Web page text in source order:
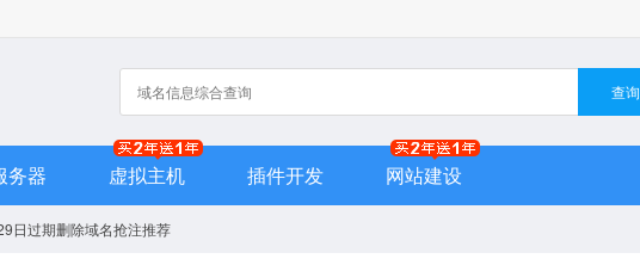
查询
务器 虚拟主机 插件开发 网站建设
日过期删除域名抢注推荐